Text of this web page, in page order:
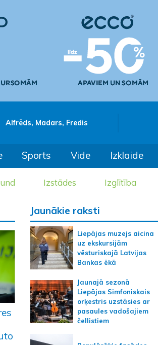
Alfrēds, Madars, Fredis
Sports Vide Izklaide
Izstādes Izglītība
Jaunākie raksti
Liepājas muzejs aicina
uz ekskursijām
vēsturiskajā Latvijas
Bankas ēkā
Jaunajā sezonā
Liepājas Simfoniskais
orķestris uzstāsies ar
pasaules vadošajiem
čellistiem